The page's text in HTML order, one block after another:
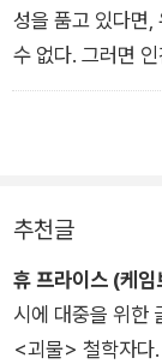
성을 품고 있다면,
수 없다. 그러면
추천글
휴 프라이스 (케
시에 대중을 위한
<괴물> 철학자다.